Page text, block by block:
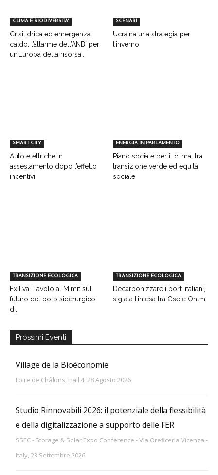
CLIMA E BIODIVERSITA'
Crisi idrica ed emergenza
caldo: l’allarme dell’ANBI per
un’Europa della risorsa...
SCENARI
Ucraina una strategia per
l’inverno
SMART CITY
Auto elettriche in
assestamento dopo l’effetto
incentivi
ENERGIA IN PARLAMENTO
Piano sociale per il clima, tra
transizione verde ed equità
sociale
TRANSIZIONE ECOLOGICA
Ex Ilva, Tavolo al Mimit sul
futuro del polo siderurgico
di...
TRANSIZIONE ECOLOGICA
Decarbonizzare i porti italiani,
siglata l’intesa tra Gse e Ontm
Prossimi Eventi
Village de la Bioéconomie
Foire de Châlons, Hall 4, 28 Agosto 2026
Studio Rinnovabili 2026: il potenziale della flessibilità
e della digitalizzazione a supporto delle FER
SSEC - Storage & Solar Expo Conference - Via Oreficeria Vicenza -
Italy, 23 Settembre 2026